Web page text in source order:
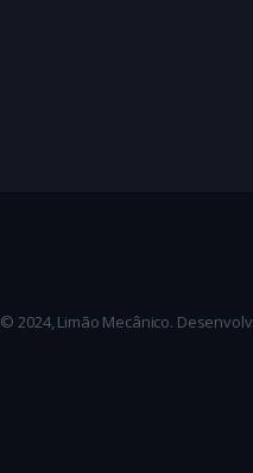
© 2024, Limão Mecânico.